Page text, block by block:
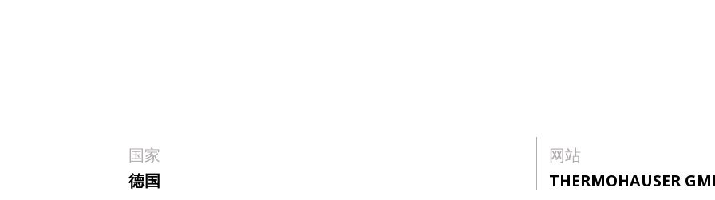
国家
德国
网站
THERMOHAUSER